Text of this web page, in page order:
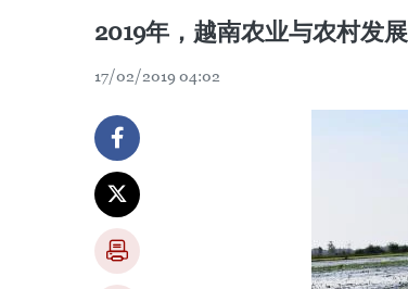
2019年，越南农业与农村发
17/02/2019 04:02